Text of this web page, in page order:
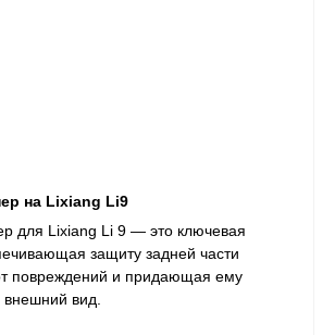
на Lixiang Li9
для Lixiang Li 9 — это ключевая
защиту задней части
повреждений и придающая ему
вид.